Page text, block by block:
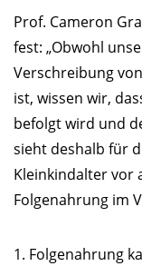
Prof. Cameron
fest: „Obwohl
Verschreibung
ist, wissen wir,
befolgt wird und
sieht deshalb für
Kleinkindalter vor
Folgenahrung im
1. Folgenahrung